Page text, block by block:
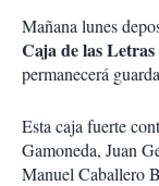
Mañana lunes
Caja de las
permanecerá
Esta caja fuerte
Gamoneda, Juan
Manuel Caballero